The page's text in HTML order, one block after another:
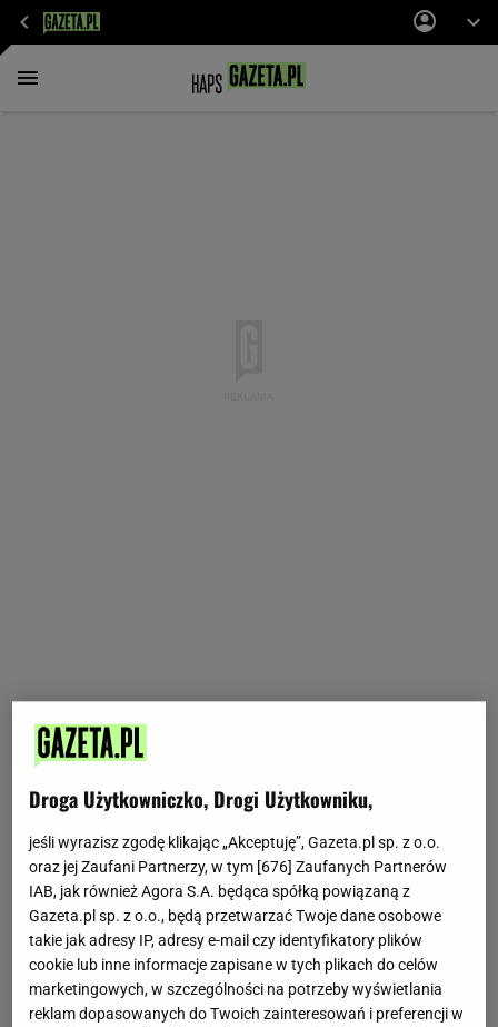
Droga Użytkowniczko, Drogi Użytkowniku,
jeśli wyrazisz zgodę klikając „Akceptuję”, Gazeta.pl sp. z o.o.
oraz jej Zaufani Partnerzy, w tym [676] Zaufanych Partnerów
IAB, jak również Agora S.A. będąca spółką powiązaną z
Gazeta.pl sp. z o.o., będą przetwarzać Twoje dane osobowe
takie jak adresy IP, adresy e-mail czy identyfikatory plików
cookie lub inne informacje zapisane w tych plikach do celów
marketingowych, w szczególności na potrzeby wyświetlania
reklam dopasowanych do Twoich zainteresowań i preferencji w